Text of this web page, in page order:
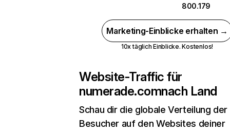
800.179
Marketing-Einblicke erhalten →
10x täglich Einblicke. Kostenlos!
Website-Traffic für
numerade.comnach Land
Schau dir die globale Verteilung der
Besucher auf den Websites deiner